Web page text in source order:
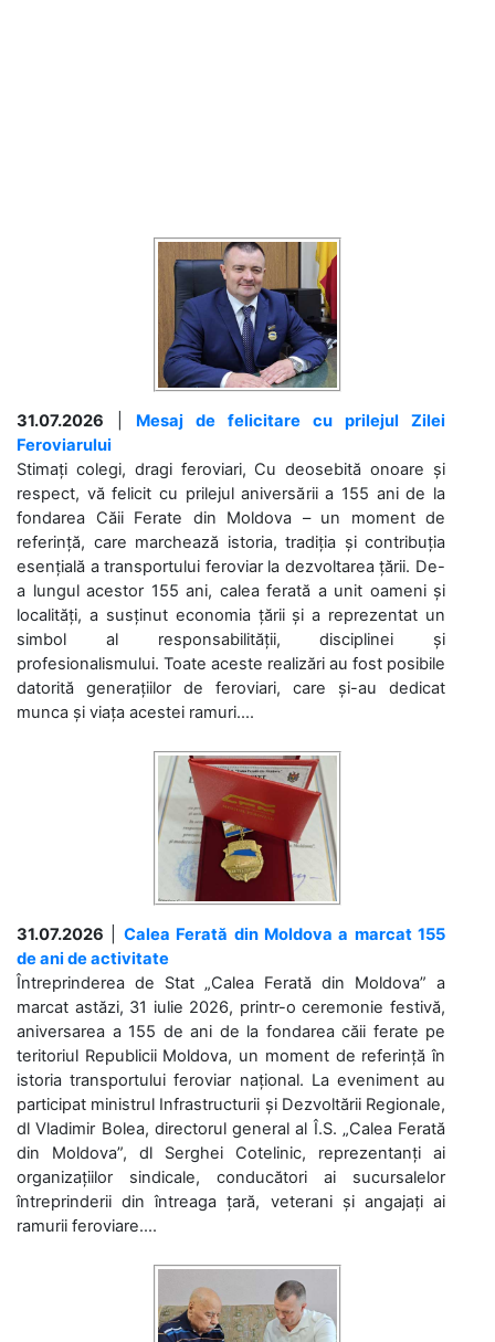
31.07.2026
Mesaj de felicitare cu prilejul Zilei
Feroviarului
Stimați colegi, dragi feroviari, Cu deosebită onoare și
respect, vă felicit cu prilejul aniversării a 155 ani de la
fondarea Căii Ferate din Moldova – un moment de
referință, care marchează istoria, tradiția și contribuția
esențială a transportului feroviar la dezvoltarea țării. De-
a lungul acestor 155 ani, calea ferată a unit oameni și
localități, a susținut economia țării și a reprezentat un
simbol al responsabilității, disciplinei și
profesionalismului. Toate aceste realizări au fost posibile
datorită generațiilor de feroviari, care și-au dedicat
munca și viața acestei ramuri....
31.07.2026
Calea Ferată din Moldova a marcat 155
de ani de activitate
Întreprinderea de Stat „Calea Ferată din Moldova” a
marcat astăzi, 31 iulie 2026, printr-o ceremonie festivă,
aniversarea a 155 de ani de la fondarea căii ferate pe
teritoriul Republicii Moldova, un moment de referință în
istoria transportului feroviar național. La eveniment au
participat ministrul Infrastructurii și Dezvoltării Regionale,
dl Vladimir Bolea, directorul general al Î.S. „Calea Ferată
din Moldova”, dl Serghei Cotelinic, reprezentanți ai
organizațiilor sindicale, conducători ai sucursalelor
întreprinderii din întreaga țară, veterani și angajați ai
ramurii feroviare....